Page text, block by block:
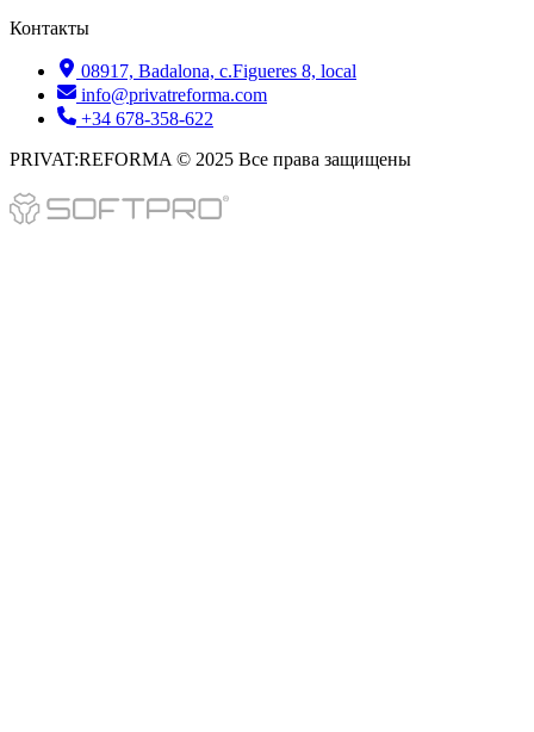
Контакты
08917, Badalona, c.Figueres 8, local
info@privatreforma.com
+34 678-358-622
PRIVAT:REFORMA © 2025 Все права защищены